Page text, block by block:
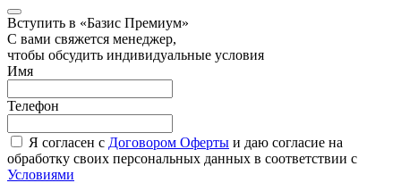
Вступить в «Базис Премиум»
С вами свяжется менеджер,
чтобы обсудить индивидуальные условия
Имя
Телефон
Я согласен с Договором Оферты и даю согласие на
обработку своих персональных данных в соответствии с
Условиями